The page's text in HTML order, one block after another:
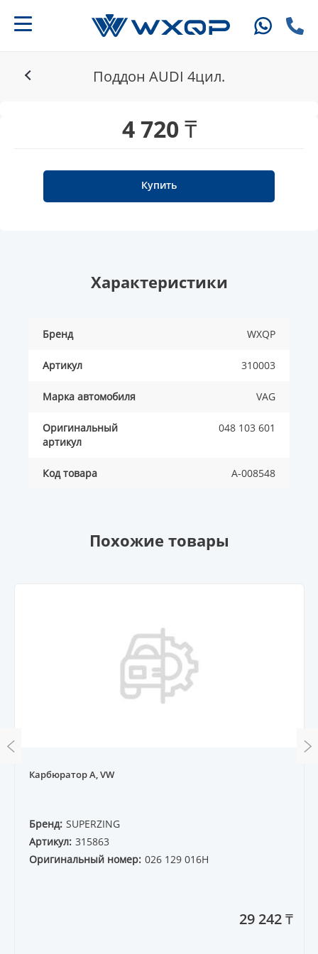
Поддон AUDI 4цил.
4 720 ₸
Купить
Характеристики
Бренд WXQP
Артикул 310003
Марка автомобиля VAG
Оригинальный
артикул
048 103 601
Код товара A-008548
Похожие товары
Карбюратор A, VW
Бренд: SUPERZING
Артикул: 315863
Оригинальный номер: 026 129 016H
29 242 ₸